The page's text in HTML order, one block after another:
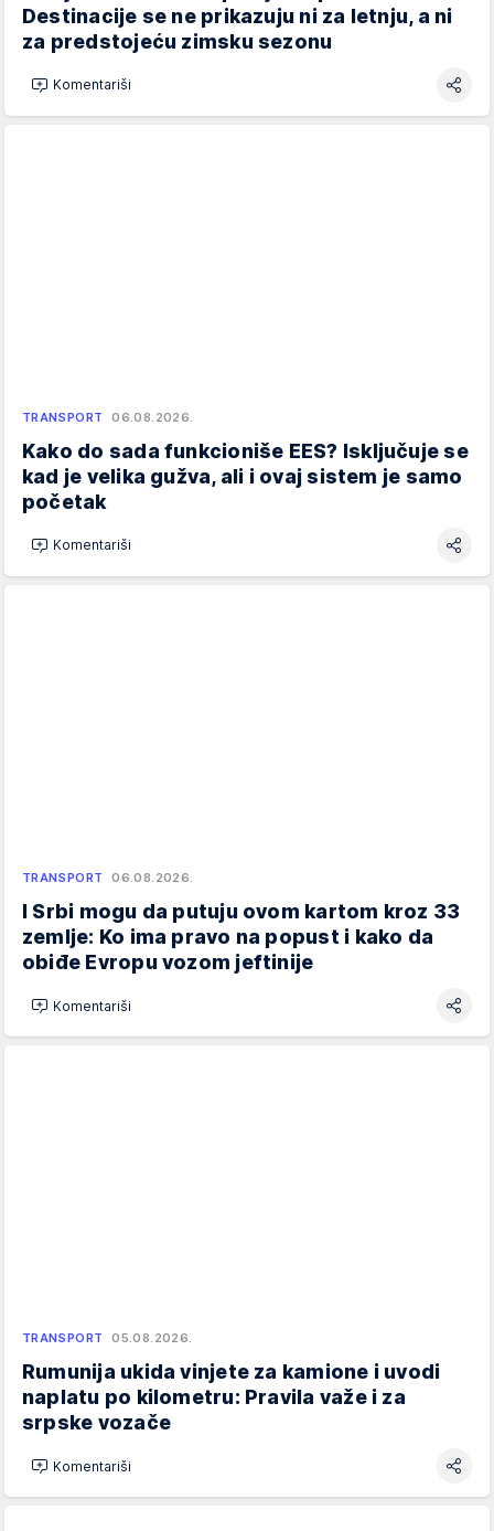
Destinacije se ne prikazuju ni za letnju, a ni
za predstojeću zimsku sezonu
Komentariši
TRANSPORT 06.08.2026.
Kako do sada funkcioniše EES? Isključuje se
kad je velika gužva, ali i ovaj sistem je samo
početak
Komentariši
TRANSPORT 06.08.2026.
I Srbi mogu da putuju ovom kartom kroz 33
zemlje: Ko ima pravo na popust i kako da
obiđe Evropu vozom jeftinije
Komentariši
TRANSPORT 05.08.2026.
Rumunija ukida vinjete za kamione i uvodi
naplatu po kilometru: Pravila važe i za
srpske vozače
Komentariši